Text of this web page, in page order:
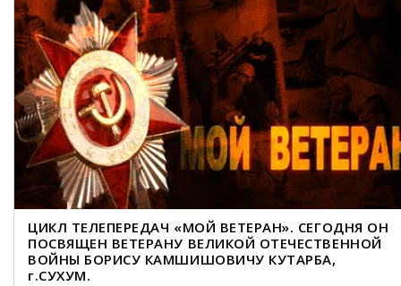
ЦИКЛ ТЕЛЕПЕРЕДАЧ «МОЙ ВЕТЕРАН». СЕГОДНЯ ОН
ПОСВЯЩЕН ВЕТЕРАНУ ВЕЛИКОЙ ОТЕЧЕСТВЕННОЙ
ВОЙНЫ БОРИСУ КАМШИШОВИЧУ КУТАРБА,
г.СУХУМ.